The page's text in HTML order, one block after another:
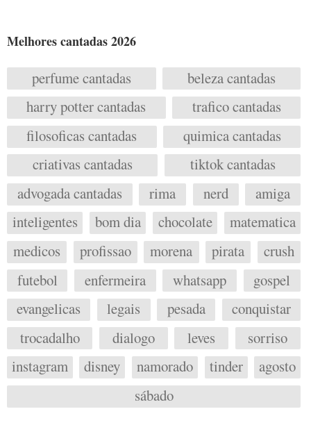
Melhores cantadas 2026
perfume cantadas
beleza cantadas
harry potter cantadas
trafico cantadas
filosoficas cantadas
quimica cantadas
criativas cantadas
tiktok cantadas
advogada cantadas
rima nerd
amiga
inteligentes
bom dia chocolate
matematica
medicos
profissao morena pirata
crush
futebol
enfermeira whatsapp
gospel
evangelicas
legais pesada
conquistar
trocadalho
dialogo leves
sorriso
instagram
disney namorado tinder
agosto
sábado